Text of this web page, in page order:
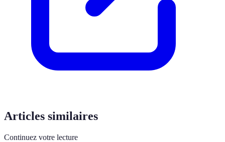
Articles similaires
Continuez votre lecture